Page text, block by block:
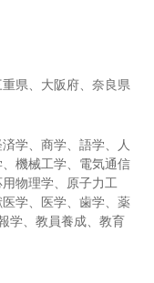
県、大阪府、奈良県
学、商学、語学、人
機械工学、電気通信
物理学、原子力工
学、医学、歯学、薬
学、教員養成、教育